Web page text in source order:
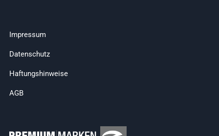
Impressum
Datenschutz
Haftungshinweise
AGB